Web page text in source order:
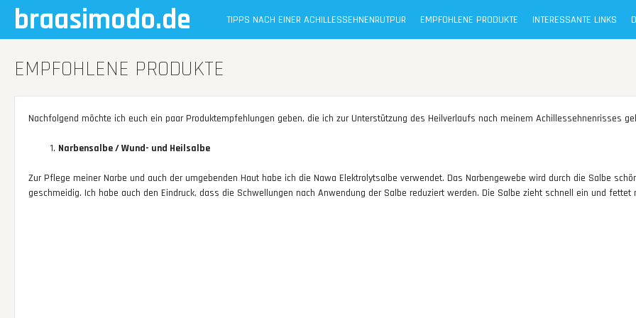
Skip
contentbraasimodo.de TIPPS NACH EINER ACHILLESSEHNENRUTPUR EMPFOHLENE PRODUKTE INTERESSANTE LINKS
EMPFOHLENE PRODUKTE
Nachfolgend möchte ich euch ein paar Produktempfehlungen geben, die ich zur Unterstützung des Heilverlaufs nach meinem Achillessehnenrisses
Narbensalbe / Wund- und Heilsalbe
Zur Pflege meiner Narbe und auch der umgebenden Haut habe ich die Nawa Elektrolytsalbe verwendet. Das Narbengewebe wird durch die Salbe
geschmeidig. Ich habe auch den Eindruck, dass die Schwellungen nach Anwendung der Salbe reduziert werden. Die Salbe zieht schnell ein und fettet